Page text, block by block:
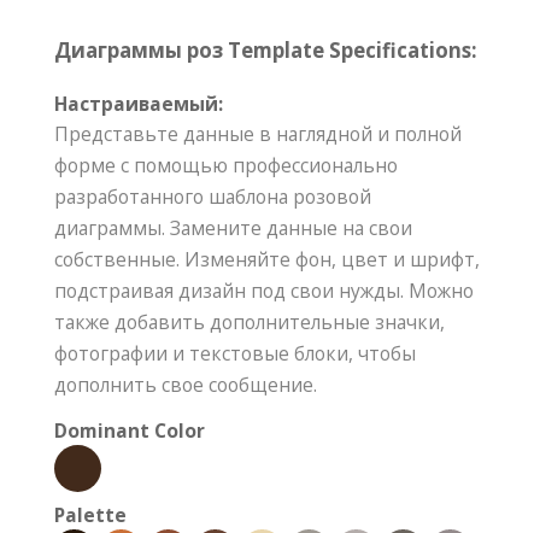
Диаграммы роз Template Specifications:
Настраиваемый:
Представьте данные в наглядной и полной
форме с помощью профессионально
разработанного шаблона розовой
диаграммы. Замените данные на свои
собственные. Изменяйте фон, цвет и шрифт,
подстраивая дизайн под свои нужды. Можно
также добавить дополнительные значки,
фотографии и текстовые блоки, чтобы
дополнить свое сообщение.
Dominant Color
Palette